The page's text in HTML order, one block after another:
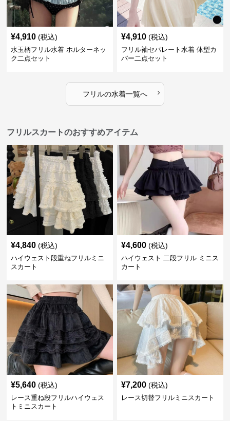
¥4,910 (税込)
水玉柄フリル水着 ホルターネッ
ク二点セット
¥4,910 (税込)
フリル袖セパレート水着 体型カ
バー二点セット
フリルの水着一覧へ ›
フリルスカートのおすすめアイテム
¥4,840 (税込)
ハイウェスト段重ねフリルミニ
スカート
¥4,600 (税込)
ハイウェスト 二段フリル ミニス
カート
¥5,640 (税込)
レース重ね段フリルハイウェス
トミニスカート
¥7,200 (税込)
レース切替フリルミニスカート